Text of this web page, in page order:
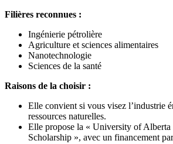
Filières reconnues :
Ingénierie pétrolière
Agriculture et sciences alimentaires
Nanotechnologie
Sciences de la santé
Raisons de la choisir :
Elle convient si vous visez l’industrie
ressources naturelles.
Elle propose la « University of Alberta
Scholarship », avec un financement